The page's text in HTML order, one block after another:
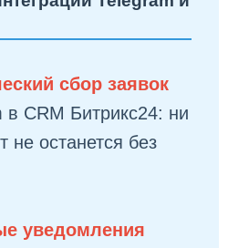
сбор заявок
в CRM Битрикс24: ни
не останется без
уведомления